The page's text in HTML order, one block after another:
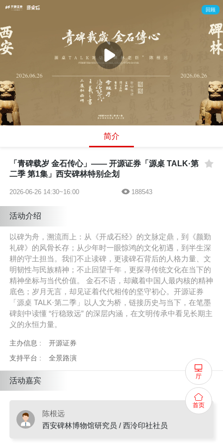
回顾
简介
「青碑载岁 金石传心」—— 开源证券「源桌 TALK·第
二季 第1集」西安碑林特别企划
2026-06-26 14:30~16:00 188543
活动介绍
以碑为舟，溯流而上：从《开成石经》的文脉定鼎，到《颜勤
礼碑》的风骨长存；从少年时一眼惊鸿的文化初遇，到半生深
耕的守土担当。我们不止读碑，更读碑石背后的人格力量、文
明韧性与民族精神；不止回望千年，更探寻传统文化在当下的
精神坐标与当代价值。
金石不语，却藏着中国人最内核的精神
底色；岁月无言，却见证着代代相传的坚守初心。开源证券
「源桌 TALK·第二季」以人文为桥，链接历史与当下，在笔墨
碑刻中读懂 “行稳致远” 的深层内涵，在文明传承中看见长期主
义的永恒力量。
主办信息 :
开源证券
支持平台 :
全景路演
活动嘉宾
陈根远
西安碑林博物馆研究员 / 西泠印社社员
厅
首页